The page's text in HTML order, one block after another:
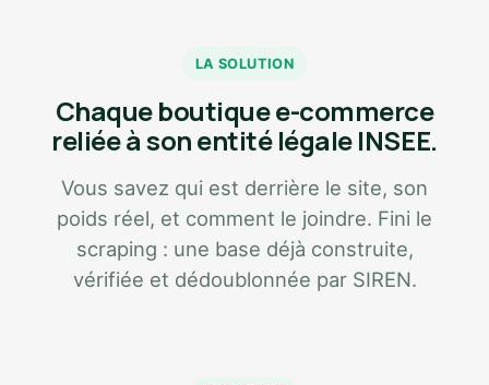
LA SOLUTION
Chaque boutique e-commerce
reliée à son entité légale INSEE.
Vous savez qui est derrière le site, son
poids réel, et comment le joindre. Fini le
scraping : une base déjà construite,
vérifiée et dédoublonnée par SIREN.